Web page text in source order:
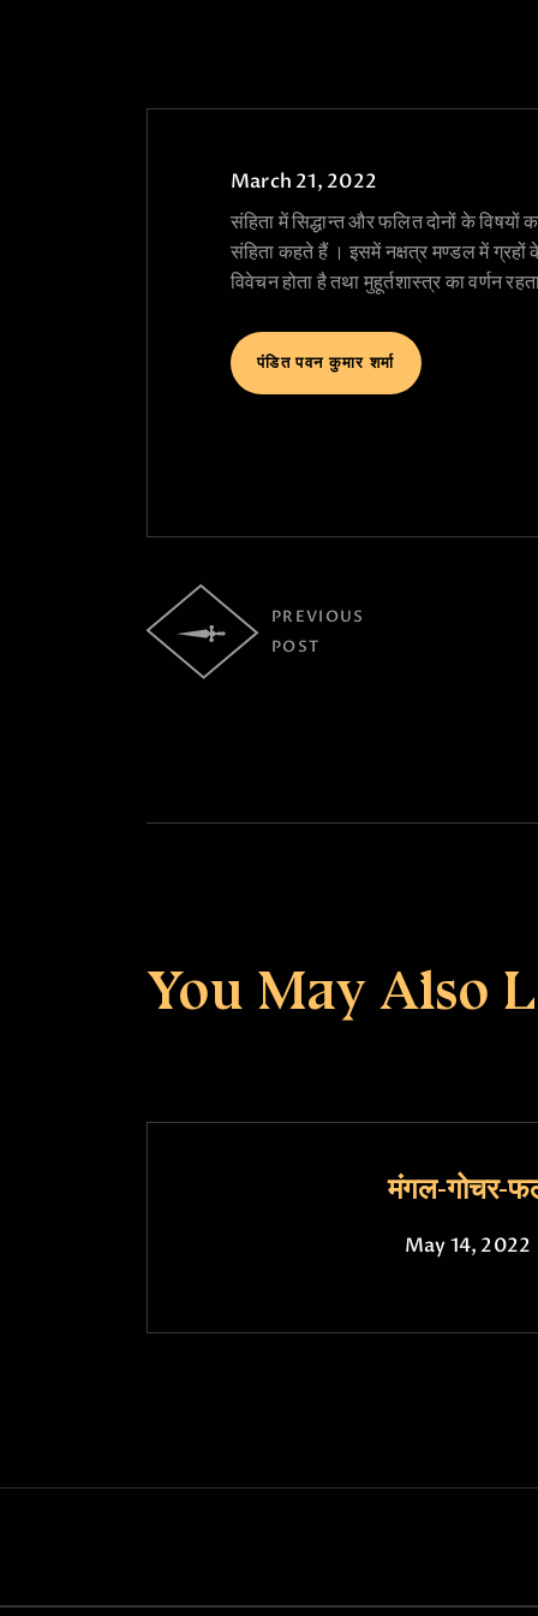
March 21, 2022
संहिता में सिद्धान्त और फलित दोनों के
संहिता कहते हैं । इसमें नक्षत्र मण्डल में
विवेचन होता है तथा मुहूर्तशास्त्र का वर्णन
पंडित पवन कुमार शर्मा
PREVIOUS
POST
You May Also
मंगल-गोचर-
May 14, 2022